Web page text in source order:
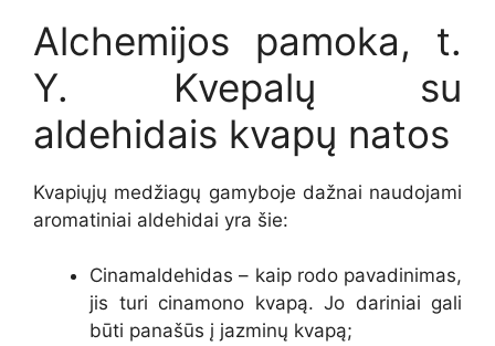
Alchemijos pamoka, t.
Y. Kvepalų su
aldehidais kvapų natos
Kvapiųjų medžiagų gamyboje dažnai naudojami
aromatiniai aldehidai yra šie:
Cinamaldehidas – kaip rodo pavadinimas,
jis turi cinamono kvapą. Jo dariniai gali
būti panašūs į jazminų kvapą;